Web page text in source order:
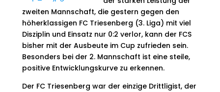
zweiten Mannschaft, die gestern gegen den
höherklassigen FC Triesenberg (3. Liga) mit viel
Disziplin und Einsatz nur 0:2 verlor, kann der FCS
bisher mit der Ausbeute im Cup zufrieden sein.
Besonders bei der 2. Mannschaft ist eine steile,
positive Entwicklungskurve zu erkennen.
Der FC Triesenberg war der einzige Drittligist, der